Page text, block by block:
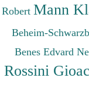
Robert Mann
Beheim-
Benes Edvard
Rossini